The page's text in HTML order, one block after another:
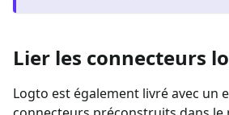
Lier les connecteurs
Logto est également livré avec un